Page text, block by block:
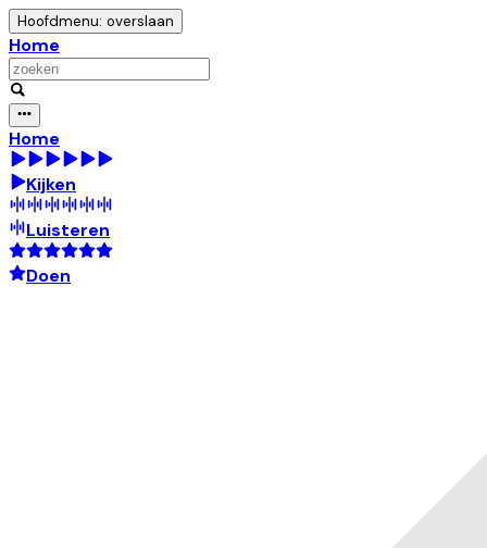
Hoofdmenu: overslaan
Home
Home
Kijken
Luisteren
Doen